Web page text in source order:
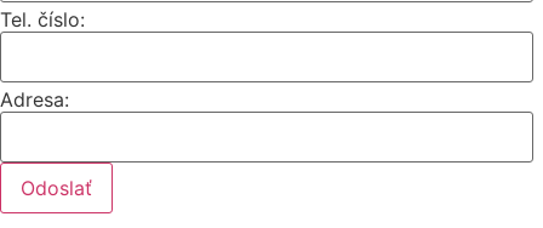
Tel. číslo:
Adresa:
Odoslať